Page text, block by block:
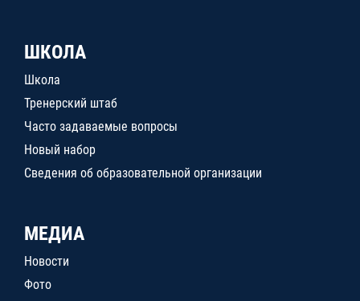
ШКОЛА
Школа
Тренерский штаб
Часто задаваемые вопросы
Новый набор
Сведения об образовательной организации
МЕДИА
Новости
Фото